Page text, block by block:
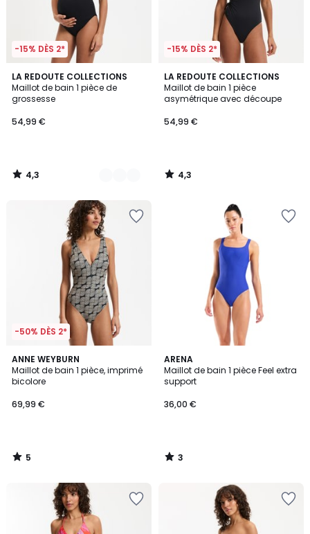
-15% DÈS 2*
LA REDOUTE COLLECTIONS
Maillot de bain 1 pièce de
grossesse
54,99 €
4,3
/ 5
2
Couleurs
4,3
/
-15% DÈS 2*
LA REDOUTE COLLECTIONS
Maillot de bain 1 pièce
asymétrique avec découpe
54,99 €
4,3
/ 5
4,3
/
-50% DÈS 2*
ANNE WEYBURN
Maillot de bain 1 pièce, imprimé
bicolore
69,99 €
5
/
5
5
/
ARENA
Maillot de bain 1 pièce Feel extra
support
36,00 €
3
/
5
3
/